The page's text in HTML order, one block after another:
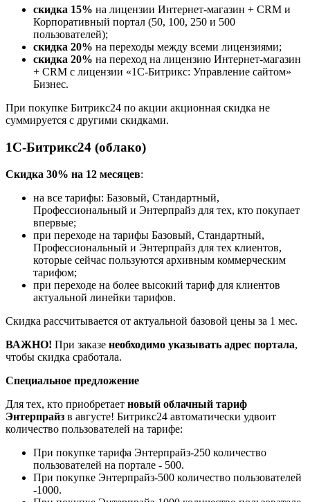
скидка 15% на лицензии Интернет-магазин + CRM и
Корпоративный портал (50, 100, 250 и 500
пользователей);
скидка 20% на переходы между всеми лицензиями;
скидка 20% на переход на лицензию Интернет-магазин
+ CRM с лицензии «1С-Битрикс: Управление сайтом»
Бизнес.
При покупке Битрикс24 по акции акционная скидка не
суммируется с другими скидками.
1С-Битрикс24 (облако)
Скидка 30% на 12 месяцев:
на все тарифы: Базовый, Стандартный,
Профессиональный и Энтерпрайз для тех, кто покупает
впервые;
при переходе на тарифы Базовый, Стандартный,
Профессиональный и Энтерпрайз для тех клиентов,
которые сейчас пользуются архивным коммерческим
тарифом;
при переходе на более высокий тариф для клиентов
актуальной линейки тарифов.
Скидка рассчитывается от актуальной базовой цены за 1 мес.
ВАЖНО! При заказе необходимо указывать адрес портала,
чтобы скидка сработала.
Специальное предложение
Для тех, кто приобретает новый облачный тариф
Энтерпрайз в августе! Битрикс24 автоматически удвоит
количество пользователей на тарифе:
При покупке тарифа Энтерпрайз-250 количество
пользователей на портале - 500.
При покупке Энтерпрайз-500 количество пользователей
-1000.